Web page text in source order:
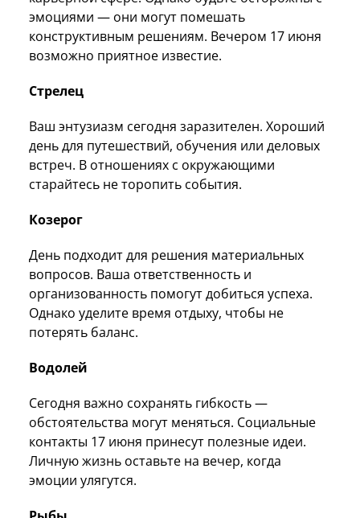
эмоциями — они могут помешать
конструктивным решениям. Вечером 17 июня
возможно приятное известие.
Стрелец
Ваш энтузиазм сегодня заразителен. Хороший
день для путешествий, обучения или деловых
встреч. В отношениях с окружающими
старайтесь не торопить события.
Козерог
День подходит для решения материальных
вопросов. Ваша ответственность и
организованность помогут добиться успеха.
Однако уделите время отдыху, чтобы не
потерять баланс.
Водолей
Сегодня важно сохранять гибкость —
обстоятельства могут меняться. Социальные
контакты 17 июня принесут полезные идеи.
Личную жизнь оставьте на вечер, когда
эмоции улягутся.